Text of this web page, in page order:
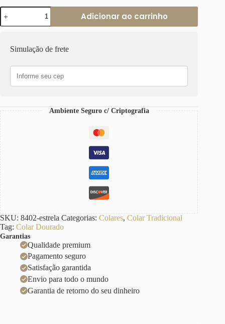
Colar
Estrela
do
Banho
Retangular-
412
Adicionar ao carrinho
Simulação de frete
Ambiente Seguro c/ Criptografia
SKU: 8402-estrela Categorias: Colares, Colar Tradicional
Tag: Colar Dourado
Garantias
Qualidade premium
Pagamento seguro
Satisfação garantida
Envio para todo o mundo
Garantia de retorno do seu dinheiro